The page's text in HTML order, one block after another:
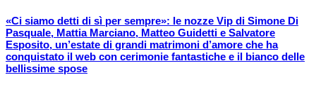
«Ci siamo detti di sì per sempre»: le nozze Vip di Simone Di
Pasquale, Mattia Marciano, Matteo Guidetti e Salvatore
Esposito, un’estate di grandi matrimoni d’amore che ha
conquistato il web con cerimonie fantastiche e il bianco delle
bellissime spose